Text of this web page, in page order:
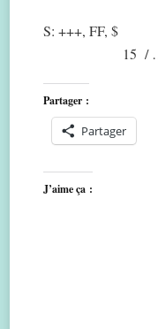
S:
15 /
Partager :
Partager
J’aime ça :